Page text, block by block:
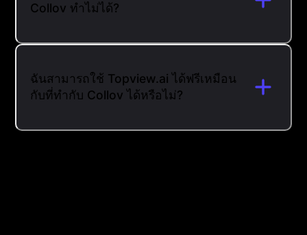
Collov ทำไม่ได้?
ฉันสามารถใช้ Topview.ai ได้ฟรีเหมือน
กับที่ทำกับ Collov ได้หรือไม่?